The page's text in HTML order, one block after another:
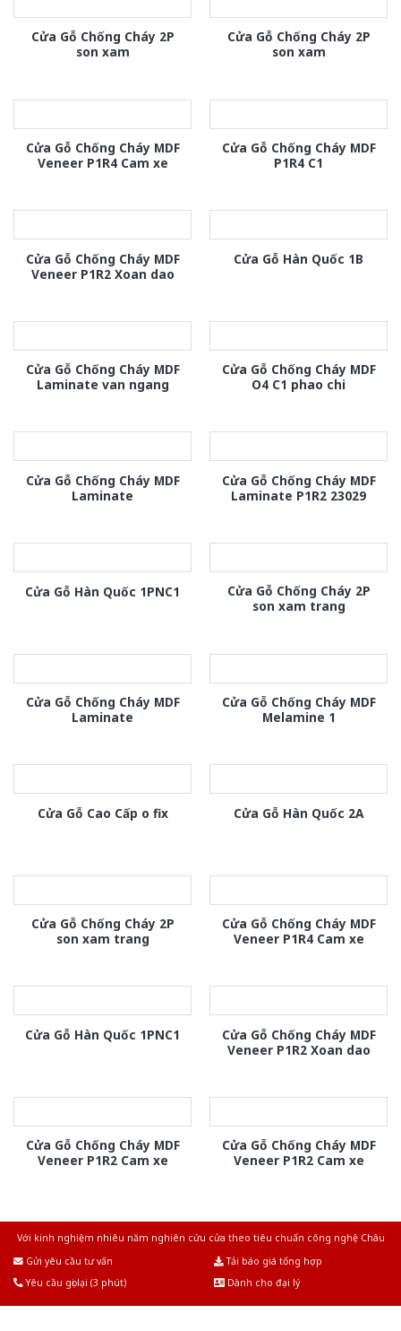
Cửa Gỗ Chống Cháy 2P
son xam
Cửa Gỗ Chống Cháy 2P
son xam
Cửa Gỗ Chống Cháy MDF
Veneer P1R4 Cam xe
Cửa Gỗ Chống Cháy MDF
P1R4 C1
Cửa Gỗ Chống Cháy MDF
Veneer P1R2 Xoan dao
Cửa Gỗ Hàn Quốc 1B
Cửa Gỗ Chống Cháy MDF
Laminate van ngang
Cửa Gỗ Chống Cháy MDF
O4 C1 phao chi
Cửa Gỗ Chống Cháy MDF
Laminate
Cửa Gỗ Chống Cháy MDF
Laminate P1R2 23029
Cửa Gỗ Hàn Quốc 1PNC1
Cửa Gỗ Chống Cháy 2P
son xam trang
Cửa Gỗ Chống Cháy MDF
Laminate
Cửa Gỗ Chống Cháy MDF
Melamine 1
Cửa Gỗ Cao Cấp o fix Cửa Gỗ Hàn Quốc 2A
Cửa Gỗ Chống Cháy 2P
son xam trang
Cửa Gỗ Chống Cháy MDF
Veneer P1R4 Cam xe
Cửa Gỗ Hàn Quốc 1PNC1
Cửa Gỗ Chống Cháy MDF
Veneer P1R2 Xoan dao
Cửa Gỗ Chống Cháy MDF
Veneer P1R2 Cam xe
Cửa Gỗ Chống Cháy MDF
Veneer P1R2 Cam xe
Với kinh nghiệm nhiêu năm nghiên cứu cửa theo tiêu chuẩn công nghệ Châu
Gửi yêu cầu tư vấn
Tải báo giá tổng hợp
Yêu cầu gọi lại (3 phút)
Dành cho đại lý